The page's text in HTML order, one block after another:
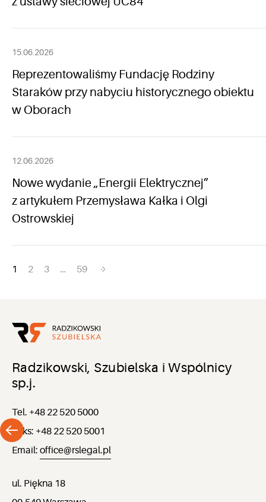
15.06.2026
Reprezentowaliśmy Fundację Rodziny
Staraków przy nabyciu historycznego obiektu
w Oborach
12.06.2026
Nowe wydanie „Energii Elektrycznej”
z artykułem Przemysława Kałka i Olgi
Ostrowskiej
Nawigacja
1 2 3 … 59
Radzikowski, Szubielska i Wspólnicy
sp.j.
Tel. +48 22 520 5000
Faks: +48 22 520 5001
Email: office@rslegal.pl
ul. Piękna 18